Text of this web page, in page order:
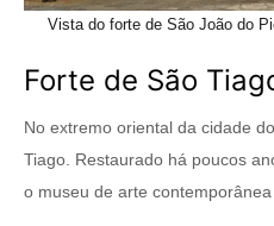
Vista do forte de São João do
Forte de São
No extremo oriental da cidade
Tiago. Restaurado há poucos
o museu de arte contemporânea